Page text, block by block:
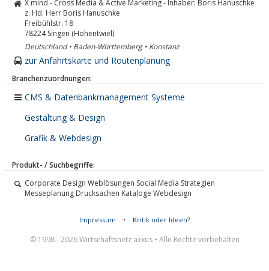
X mind - Cross Media & Active Marketing - Inhaber: Boris Hanuschke
z. Hd. Herr Boris Hanuschke
Freibühlstr. 18
78224 Singen (Hohentwiel)
Deutschland • Baden-Württemberg • Konstanz
zur Anfahrtskarte und Routenplanung
Branchenzuordnungen:
CMS & Datenbankmanagement Systeme
Gestaltung & Design
Grafik & Webdesign
Produkt- / Suchbegriffe:
Corporate Design Weblösungen Social Media Strategien
Messeplanung Drucksachen Kataloge Webdesign
Impressum • Kritik oder Ideen?
© 1998 - 2026 Wirtschaftsnetz axxus • Alle Rechte vorbehalten